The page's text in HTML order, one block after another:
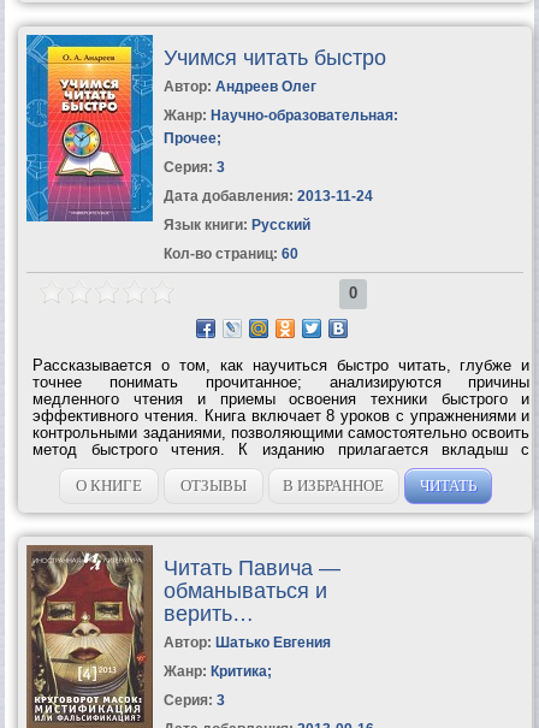
Учимся читать быстро
Автор: Андреев Олег
Жанр: Научно-образовательная:
Прочее;
Серия: 3
Дата добавления: 2013-11-24
Язык книги: Русский
Кол-во страниц: 60
0
Рассказывается о том, как научиться быстро читать, глубже и
точнее понимать прочитанное; анализируются причины
медленного чтения и приемы освоения техники быстрого и
эффективного чтения. Книга включает 8 уроков с упражнениями и
контрольными заданиями, позволяющими самостоятельно освоить
метод быстрого чтения. К изданию прилагается вкладыш с
тренировочными таблицами.УЧИМСЯ ЧИТАТЬ БЫСТРО – Первая
ступень обучения в Школе Олега...
О КНИГЕ ОТЗЫВЫ В ИЗБРАННОЕ ЧИТАТЬ
Читать Павича —
обманываться и
верить…
Автор: Шатько Евгения
Жанр: Критика;
Серия: 3